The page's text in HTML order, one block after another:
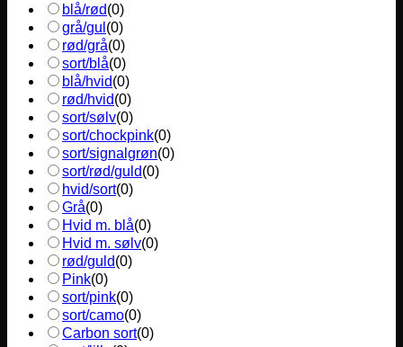
blå/rød(0)
grå/gul (0)
rød/grå(0)
sort/blå(0)
blå/hvid(0)
rød/hvid(0)
sort/sølv(0)
sort/chockpink(0)
sort/signalgrøn(0)
sort/rød/guld(0)
hvid/sort(0)
Grå(0)
Hvid m. blå(0)
Hvid m. sølv(0)
rød/guld(0)
Pink(0)
sort/pink(0)
sort/camo(0)
Carbon sort(0)